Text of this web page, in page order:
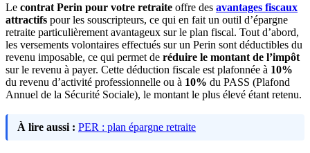
Le contrat Perin pour votre retraite offre des avantages fiscaux
attractifs pour les souscripteurs, ce qui en fait un outil d’épargne
retraite particulièrement avantageux sur le plan fiscal. Tout d’abord,
les versements volontaires effectués sur un Perin sont déductibles du
revenu imposable, ce qui permet de réduire le montant de l’impôt
sur le revenu à payer. Cette déduction fiscale est plafonnée à 10%
du revenu d’activité professionnelle ou à 10% du PASS (Plafond
Annuel de la Sécurité Sociale), le montant le plus élevé étant retenu.
À lire aussi : PER : plan épargne retraite